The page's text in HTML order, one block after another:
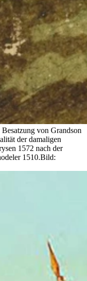
von Grandson
der damaligen
1572 nach der
1510.Bild: